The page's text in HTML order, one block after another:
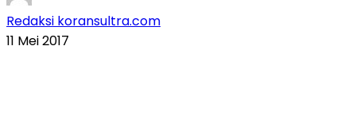
Redaksi koransultra.com
11 Mei 2017